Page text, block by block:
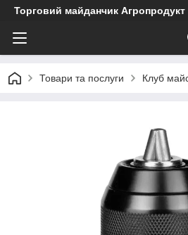
Торговий майданчик Агропродукт
Товари та послуги Клуб